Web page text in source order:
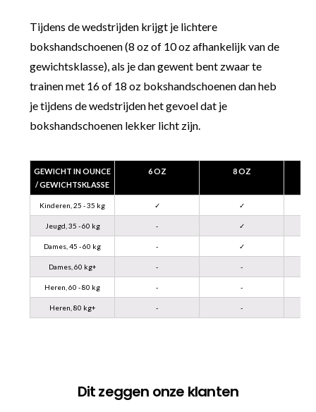
Tijdens de wedstrijden krijgt je lichtere
bokshandschoenen (8 oz of 10 oz afhankelijk van de
gewichtsklasse), als je dan gewent bent zwaar te
trainen met 16 of 18 oz bokshandschoenen dan heb
je tijdens de wedstrijden het gevoel dat je
bokshandschoenen lekker licht zijn.
GEWICHT IN OUNCE
/ GEWICHTSKLASSE
6 OZ 8 OZ
Kinderen, 25 - 35 kg ✓ ✓
Jeugd, 35 - 60 kg - ✓
Dames, 45 - 60 kg - ✓
Dames, 60 kg+ - -
Heren, 60 - 80 kg - -
Heren, 80 kg+ - -
Dit zeggen onze klanten